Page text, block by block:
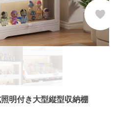
明付き大型縦型収納棚